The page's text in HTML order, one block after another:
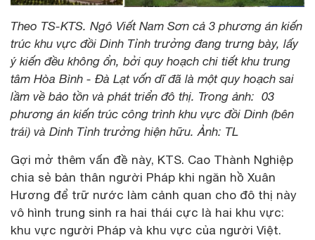
Theo TS-KTS. Ngô Viết Nam Sơn cả 3 phương án kiến
trúc khu vực đồi Dinh Tỉnh trưởng đang trưng bày, lấy
ý kiến đều không ổn, bởi quy hoạch chi tiết khu trung
tâm Hòa Bình - Đà Lạt vốn dĩ đã là một quy hoạch sai
lầm về bảo tồn và phát triển đô thị. Trong ảnh: 03
phương án kiến trúc công trình khu vực đồi Dinh (bên
trái) và Dinh Tỉnh trưởng hiện hữu. Ảnh: TL
Gợi mở thêm vấn đề này, KTS. Cao Thành Nghiệp
chia sẻ bản thân người Pháp khi ngăn hồ Xuân
Hương để trữ nước làm cảnh quan cho đô thị này
vô hình trung sinh ra hai thái cực là hai khu vực:
khu vực người Pháp và khu vực của người Việt.